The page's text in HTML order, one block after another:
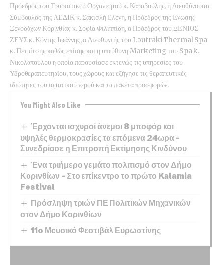
Πρόεδρος του Τουριστικού Οργανισμού κ. Καραβούλης, η Διευθύνουσα
Σύμβουλος της ΑΕΔΙΚ κ. Σακισλή Ελένη, η Πρόεδρος της Ενωσης
Ξενοδόχων Κορινθίας κ. Σοφία Φιλιππίδη, ο Πρόεδρος του ΞΕΝΙΟΣ
ΖΕΥΣ κ. Κόντης Ιωάννης, ο Διευθυντής του Loutraki Thermal Spa
κ. Πετρίτσης καθώς επίσης και η υπεύθυνη Marketing του Spa k.
Νικολοπούλου η οποία παρουσίασε εκτενώς τις υπηρεσίες του
Υδροθεραπευτηρίου, τους χώρους και εξήγησε τις θεραπευτικές
ιδιότητες του ιαματικού νερού και τα πακέτα προσφορών.
You Might Also Like
Έρχονται ισχυροί άνεμοι 8 μποφόρ και
υψηλές θερμοκρασίες τα επόμενα 24ωρα –
Συνεδρίασε η Επιτροπή Εκτίμησης Κινδύνου
Ένα τριήμερο γεμάτο πολιτισμό στον Δήμο
Κορινθίων – Στο επίκεντρο το πρώτο Kalamia
Festival
Πρόσληψη τριών ΠΕ Πολιτικών Μηχανικών
στον Δήμο Κορινθίων
11o Μουσικό Φεστιβάλ Ευρωστίνης